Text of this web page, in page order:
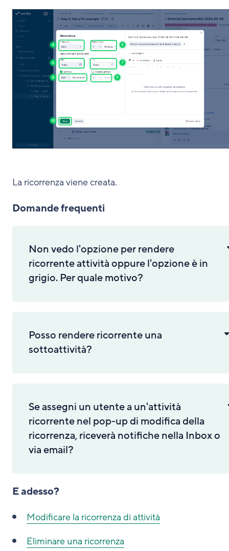
La ricorrenza viene creata.
Domande frequenti
Non vedo l'opzione per rendere
ricorrente attività oppure l'opzione è in
grigio. Per quale motivo?
Posso rendere ricorrente una
sottoattività?
Se assegni un utente a un'attività
ricorrente nel pop-up di modifica della
ricorrenza, riceverà notifiche nella Inbox o
via email?
E adesso?
Modificare la ricorrenza di attività
Eliminare una ricorrenza